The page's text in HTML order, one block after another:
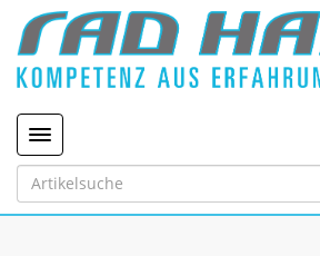
Toggle navigation